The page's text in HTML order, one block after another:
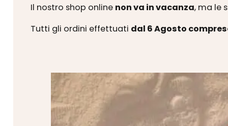
Il nostro shop online non va in vacanza, ma le
Tutti gli ordini effettuati dal 6 Agosto